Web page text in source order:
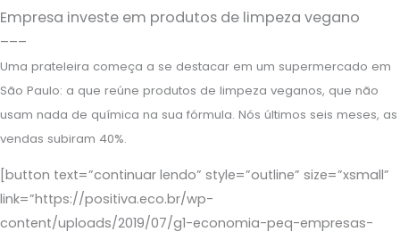
Empresa investe em produtos de limpeza vegano
–––
Uma prateleira começa a se destacar em um supermercado em
São Paulo: a que reúne produtos de limpeza veganos, que não
usam nada de química na sua fórmula. Nós últimos seis meses, as
vendas subiram 40%.
[button text=”continuar lendo” style=”outline” size=”xsmall”
link=”https://positiva.eco.br/wp-
content/uploads/2019/07/g1-economia-peq-empresas-